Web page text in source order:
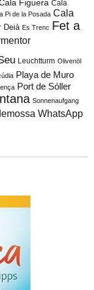
Figuera Cala
Pi de la Posada Cala
Deià Es Trenc Fet a
Leuchtturm Olivenöl
Playa de Muro
Port de Sóller
Sonnenaufgang
WhatsApp